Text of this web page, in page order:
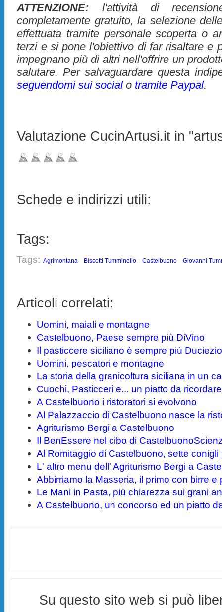
ATTENZIONE: l'attività di
completamente gratuito, la selezione
effettuata tramite personale scoperta o
terzi e si pone l'obiettivo di far risaltare e
impegnano più di altri nell'offrire un
salutare. Per salvaguardare questa
seguendomi sui socialo tramite Paypal.
Valutazione CucinArtusi.it in
Schede e indirizzi utili:
Tags:
Tags: Agrimontana Biscotti Tumminello Castelbuono Giovanni
Articoli correlati:
Uomini, maiali e montagne
Castelbuono, Paese sempre più DiVino
Il pasticcere siciliano è sempre più Duciezio
Uomini, pescatori e montagne
La storia della granicoltura siciliana in un
Cuochi, Pasticceri e... un piatto da
A Castelbuono i ristoratori si evolvono
Al Palazzaccio di Castelbuono nasce la
Agriturismo Bergi a Castelbuono
Il BenEssere nel cibo di
Al Romitaggio di Castelbuono, sette
L' altro menu dell' Agriturismo Bergi a
Abbirriamo la Masseria, il primo con birre e
Le Mani in Pasta, più chiarezza sui grani
A Castelbuono, un concorso ed un piatto
Su questo sito web si può